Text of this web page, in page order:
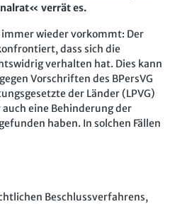
verrät es.
wieder vorkommt: Der
dass sich die
verhalten hat. Dies kann
Vorschriften des BPersVG
der Länder (LPVG)
auch eine Behinderung der
haben. In solchen Fällen
Beschlussverfahrens,